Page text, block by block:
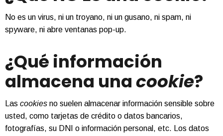
No es un virus, ni un troyano, ni un gusano, ni spam, ni
spyware, ni abre ventanas pop-up.
¿Qué información
almacena unacookie?
Las cookies no suelen almacenar información sensible sobre
usted, como tarjetas de crédito o datos bancarios,
fotografías, su DNI o información personal, etc. Los datos